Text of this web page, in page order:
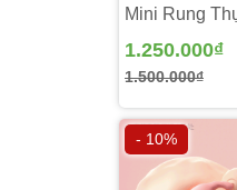
Đồ Chơi Kích
cảm giác
Ngoại hình
Mini Rung
Từ xa - DV136
1.250.000₫
1.500.000₫
- 10%